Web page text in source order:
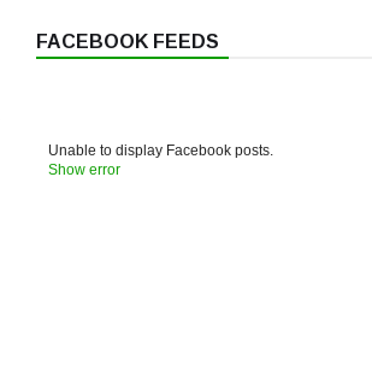
FACEBOOK FEEDS
Unable to display Facebook posts.
Show error